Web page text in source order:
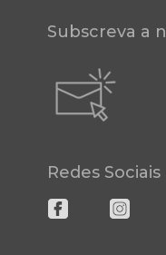
Subscreva a
Redes Sociais